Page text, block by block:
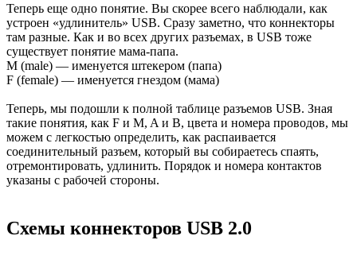
Теперь еще одно понятие. Вы скорее всего наблюдали, как
устроен «удлинитель» USB. Сразу заметно, что коннекторы
там разные. Как и во всех других разъемах, в USB тоже
существует понятие мама-папа.
M (male) — именуется штекером (папа)
F (female) — именуется гнездом (мама)
Теперь, мы подошли к полной таблице разъемов USB. Зная
такие понятия, как F и M, A и B, цвета и номера проводов, мы
можем с легкостью определить, как распаивается
соединительный разъем, который вы собираетесь спаять,
отремонтировать, удлинить. Порядок и номера контактов
указаны с рабочей стороны.
Схемы коннекторов USB 2.0